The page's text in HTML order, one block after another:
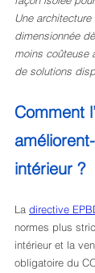
Une
dimensionnée
moins coûteuse
de solutions
Comment
intérieur ?
La directive
normes plus
intérieur et la
obligatoire du